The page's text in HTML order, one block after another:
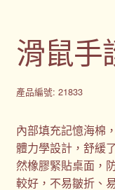
滑鼠手
產品編號: 21833
內部填充記憶海棉
體力學設計，舒緩
然橡膠緊貼桌面，
較好，不易皺折、